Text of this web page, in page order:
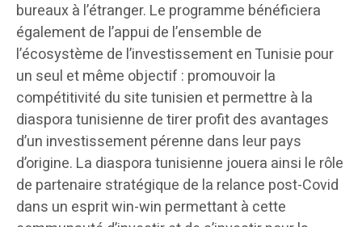
bureaux à l’étranger. Le programme bénéficiera
également de l’appui de l’ensemble de
l’écosystème de l’investissement en Tunisie pour
un seul et même objectif : promouvoir la
compétitivité du site tunisien et permettre à la
diaspora tunisienne de tirer profit des avantages
d’un investissement pérenne dans leur pays
d’origine. La diaspora tunisienne jouera ainsi le rôle
de partenaire stratégique de la relance post-Covid
dans un esprit win-win permettant à cette